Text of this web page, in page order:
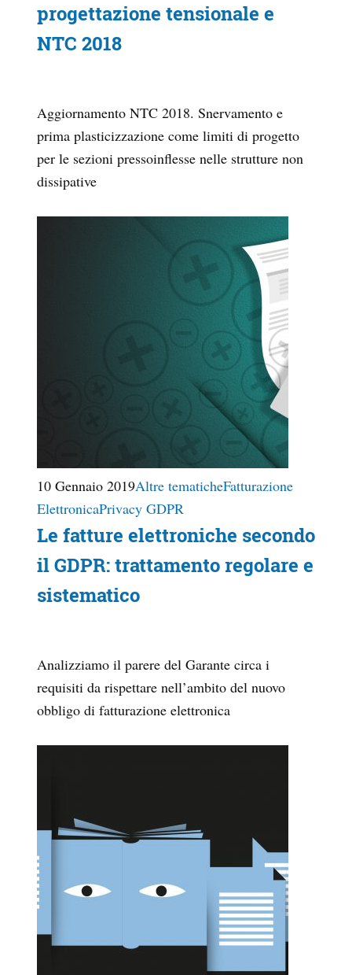
progettazione tensionale e
NTC 2018
Aggiornamento NTC 2018. Snervamento e
prima plasticizzazione come limiti di progetto
per le sezioni pressoinflesse nelle strutture non
dissipative
10 Gennaio 2019Altre tematicheFatturazione
ElettronicaPrivacy GDPR
Le fatture elettroniche secondo
il GDPR: trattamento regolare e
sistematico
Analizziamo il parere del Garante circa i
requisiti da rispettare nell’ambito del nuovo
obbligo di fatturazione elettronica